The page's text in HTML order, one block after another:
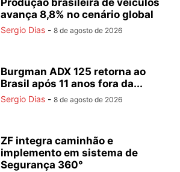
Produção brasileira de veículos
avança 8,8% no cenário global
Sergio Dias - 8 de agosto de 2026
Burgman ADX 125 retorna ao
Brasil após 11 anos fora da...
Sergio Dias - 8 de agosto de 2026
ZF integra caminhão e
implemento em sistema de
Segurança 360°